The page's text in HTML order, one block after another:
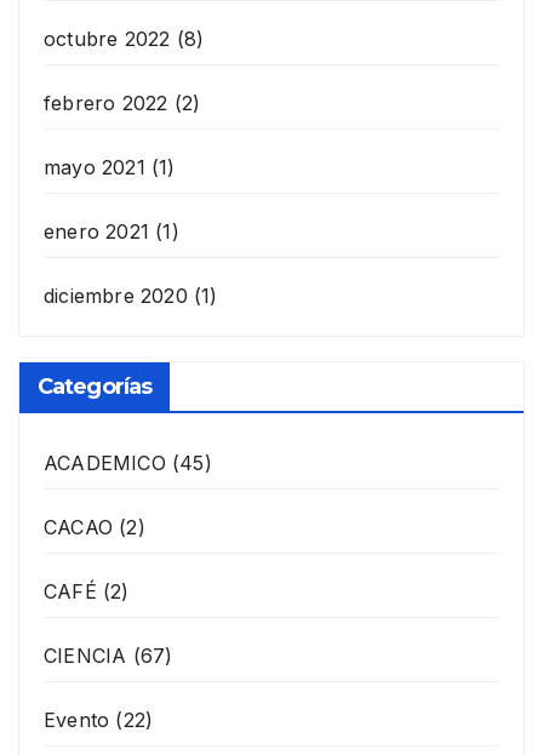
octubre 2022 (8)
febrero 2022 (2)
mayo 2021 (1)
enero 2021 (1)
diciembre 2020 (1)
Categorías
ACADEMICO (45)
CACAO (2)
CAFÉ (2)
CIENCIA (67)
Evento (22)